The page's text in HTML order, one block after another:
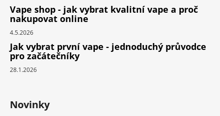
Vape shop - jak vybrat kvalitní vape a proč
nakupovat online
4.5.2026
Jak vybrat první vape - jednoduchý průvodce
pro začátečníky
28.1.2026
Novinky